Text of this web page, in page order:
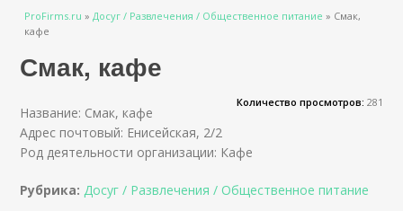
Вы здесь
ProFirms.ru » Досуг / Развлечения / Общественное питание » Смак,
кафе
Смак, кафе
Количество просмотров: 281
Название: Смак, кафе
Адрес почтовый: Енисейская, 2/2
Род деятельности организации: Кафе
Рубрика: Досуг / Развлечения / Общественное питание